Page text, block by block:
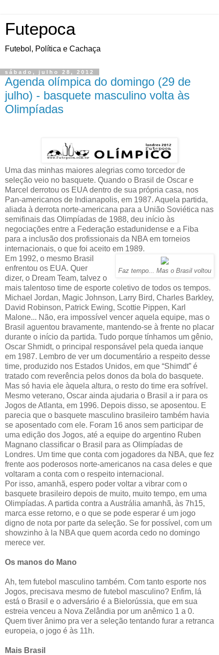
Futepoca
Futebol, Política e Cachaça
sábado, julho 28, 2012
Agenda olímpica do domingo (29 de
julho) - basquete masculino volta às
Olimpíadas
Uma das minhas maiores alegrias como torcedor de
seleção veio no basquete. Quando o Brasil de Oscar e
Marcel derrotou os EUA dentro de sua própria casa, nos
Pan-americanos de Indianapolis, em 1987. Aquela partida,
aliada à derrota norte-americana para a União Soviética nas
semifinais das Olimpíadas de 1988, deu início às
negociações entre a Federação estadunidense e a Fiba
para a inclusão dos profissionais da NBA em torneios
internacionais, o que foi aceito em 1989.
Faz tempo... Mas o Brasil voltou
Em 1992, o mesmo Brasil
enfrentou os EUA. Quer
dizer, o Dream Team, talvez o
mais talentoso time de esporte coletivo de todos os tempos.
Michael Jordan, Magic Johnson, Larry Bird, Charles Barkley,
David Robinson, Patrick Ewing, Scottie Pippen, Karl
Malone... Não, era impossível vencer aquela equipe, mas o
Brasil aguentou bravamente, mantendo-se à frente no placar
durante o início da partida. Tudo porque tínhamos um gênio,
Oscar Shmidt, o principal responsável pela queda ianque
em 1987. Lembro de ver um documentário a respeito desse
time, produzido nos Estados Unidos, em que “Shimdt” é
tratado com reverência pelos donos da bola do basquete.
Mas só havia ele àquela altura, o resto do time era sofrível.
Mesmo veterano, Oscar ainda ajudaria o Brasil a ir para os
Jogos de Atlanta, em 1996. Depois disso, se aposentou. E
parecia que o basquete masculino brasileiro também havia
se aposentado com ele. Foram 16 anos sem participar de
uma edição dos Jogos, até a equipe do argentino Ruben
Magnano classificar o Brasil para as Olimpíadas de
Londres. Um time que conta com jogadores da NBA, que fez
frente aos poderosos norte-americanos na casa deles e que
voltaram a conta com o respeito internacional.
Por isso, amanhã, espero poder voltar a vibrar com o
basquete brasileiro depois de muito, muito tempo, em uma
Olimpíadas. A partida contra a Austrália amanhã, às 7h15,
marca esse retorno, e o que se pode esperar é um jogo
digno de nota por parte da seleção. Se for possível, com um
showzinho à la NBA que quem acorda cedo no domingo
merece ver.
Os manos do Mano
Ah, tem futebol masculino também. Com tanto esporte nos
Jogos, precisava mesmo de futebol masculino? Enfim, lá
está o Brasil e o adversário é a Bielorússia, que em sua
estreia venceu a Nova Zelândia por um anêmico 1 a 0.
Quem tiver ânimo pra ver a seleção tentando furar a retranca
europeia, o jogo é às 11h.
Mais Brasil